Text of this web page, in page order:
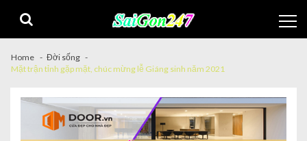
Home
Đời sống
Mặt trận tỉnh gặp mặt, chúc mừng lễ Giáng sinh năm 2021